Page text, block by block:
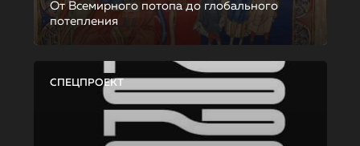
От Всемирного потопа до глобального
потепления
СПЕЦПРОЕКТ